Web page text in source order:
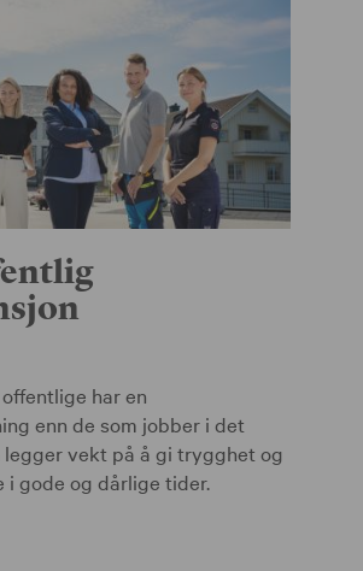
har en
enn de som jobber i det
legger vekt på å gi trygghet og
gode og dårlige tider.